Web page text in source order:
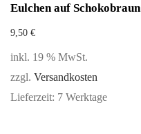
Eulchen auf Schokobraun
9,50 €
inkl. 19 % MwSt.
zzgl. Versandkosten
Lieferzeit: 7 Werktage